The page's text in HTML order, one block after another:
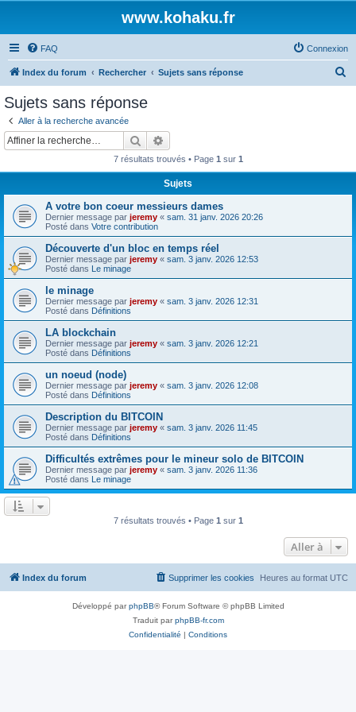
www.kohaku.fr
FAQ Connexion
Index du forum Rechercher Sujets sans réponse
Sujets sans réponse
Aller à la recherche avancée
Rechercher
7 résultats trouvés • Page 1 sur 1
Sujets
A votre bon coeur messieurs dames
Dernier message par jeremy « sam. 31 janv. 2026 20:26
Posté dans Votre contribution
Découverte d'un bloc en temps réel
Dernier message par jeremy « sam. 3 janv. 2026 12:53
Posté dans Le minage
le minage
Dernier message par jeremy « sam. 3 janv. 2026 12:31
Posté dans Définitions
LA blockchain
Dernier message par jeremy « sam. 3 janv. 2026 12:21
Posté dans Définitions
un noeud (node)
Dernier message par jeremy « sam. 3 janv. 2026 12:08
Posté dans Définitions
Description du BITCOIN
Dernier message par jeremy « sam. 3 janv. 2026 11:45
Posté dans Définitions
Difficultés extrêmes pour le mineur solo de BITCOIN
Dernier message par jeremy « sam. 3 janv. 2026 11:36
Posté dans Le minage
7 résultats trouvés • Page 1 sur 1
Aller à
Index du forum Heures au format UTC
Supprimer les cookies
Développé parphpBB® Forum Software © phpBB Limited
Traduit parphpBB-fr.com
Confidentialité | Conditions